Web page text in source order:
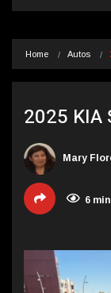
Home Autos
2025 KIA
Mary
6